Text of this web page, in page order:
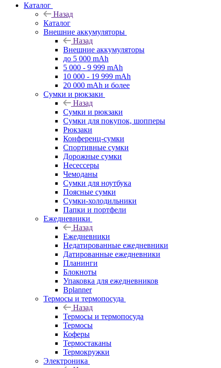
Каталог
Назад
Каталог
Внешние аккумуляторы
Назад
Внешние аккумуляторы
до 5 000 mAh
5 000 - 9 999 mAh
10 000 - 19 999 mAh
20 000 mAh и более
Сумки и рюкзаки
Назад
Сумки и рюкзаки
Сумки для покупок, шопперы
Рюкзаки
Конференц-сумки
Спортивные сумки
Дорожные сумки
Несессеры
Чемоданы
Сумки для ноутбука
Поясные сумки
Сумки-холодильники
Папки и портфели
Ежедневники
Назад
Ежедневники
Недатированные ежедневники
Датированные ежедневники
Планинги
Блокноты
Упаковка для ежедневников
Bplanner
Термосы и термопосуда
Назад
Термосы и термопосуда
Термосы
Коферы
Термостаканы
Термокружки
Электроника